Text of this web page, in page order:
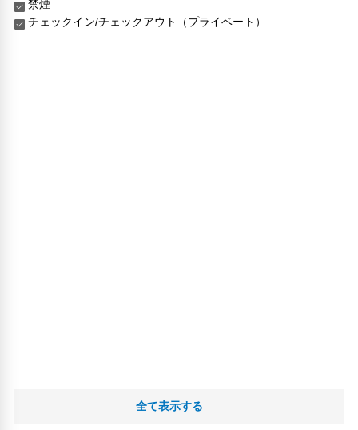
禁煙
チェックイン/チェックアウト（プライベート）
全て表示する